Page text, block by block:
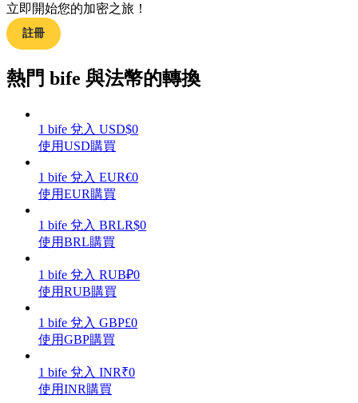
學習如何保持盈利
增值寶
立即開始您的加密之旅！
註冊
熱門 bife 與法幣的轉換
1 bife 兌入 USD$0
使用USD購買
1 bife 兌入 EUR€0
使用EUR購買
1 bife 兌入 BRLR$0
使用BRL購買
1 bife 兌入 RUB₽0
使用RUB購買
1 bife 兌入 GBP£0
使用GBP購買
1 bife 兌入 INR₹0
使用INR購買